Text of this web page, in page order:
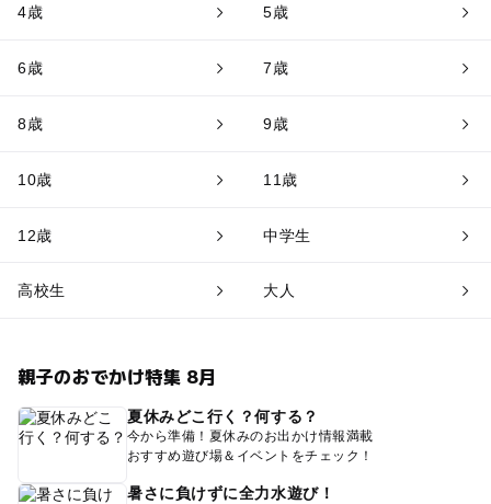
4歳 5歳
6歳 7歳
8歳 9歳
10歳 11歳
12歳 中学生
高校生 大人
親子のおでかけ特集 8月
夏休みどこ行く？何する？
今から準備！夏休みのお出かけ情報満載
おすすめ遊び場＆イベントをチェック！
暑さに負けずに全力水遊び！